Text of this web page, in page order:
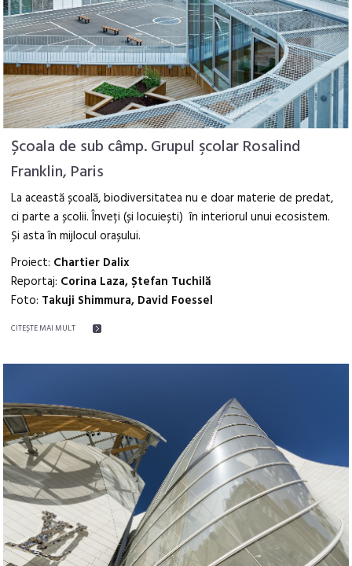
Școala de sub câmp. Grupul şcolar Rosalind
Franklin, Paris
La această școală, biodiversitatea nu e doar materie de predat,
ci parte a școlii. Înveți (și locuiești) în interiorul unui ecosistem.
Și asta în mijlocul orașului.
Proiect: Chartier Dalix
Reportaj: Corina Laza, Ștefan Tuchilă
Foto: Takuji Shimmura, David Foessel
CITEŞTE MAI MULT